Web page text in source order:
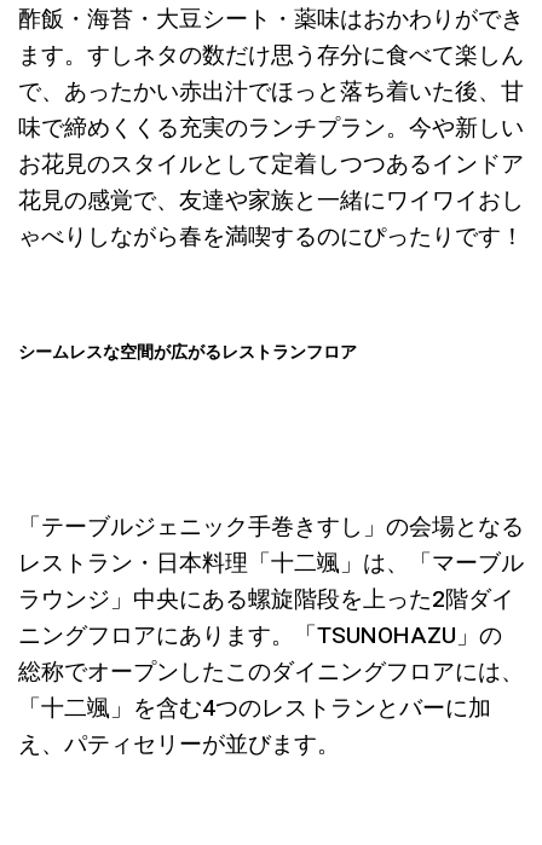
酢飯・海苔・大豆シート・薬味はおかわりができ
ます。すしネタの数だけ思う存分に食べて楽しん
で、あったかい赤出汁でほっと落ち着いた後、甘
味で締めくくる充実のランチプラン。今や新しい
お花見のスタイルとして定着しつつあるインドア
花見の感覚で、友達や家族と一緒にワイワイおし
ゃべりしながら春を満喫するのにぴったりです！
シームレスな空間が広がるレストランフロア
「テーブルジェニック手巻きすし」の会場となる
レストラン・日本料理「十二颯」は、「マーブル
ラウンジ」中央にある螺旋階段を上った2階ダイ
ニングフロアにあります。「TSUNOHAZU」の
総称でオープンしたこのダイニングフロアには、
「十二颯」を含む4つのレストランとバーに加
え、パティセリーが並びます。